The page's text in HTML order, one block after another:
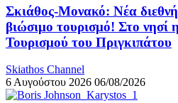
Σκιάθος-Μονακό: Νέα
βιώσιμο τουρισμό! Στο νησί
Τουρισμού του Πριγκιπάτου
Skiathos Channel
6 Αυγούστου 2026 06/08/2026